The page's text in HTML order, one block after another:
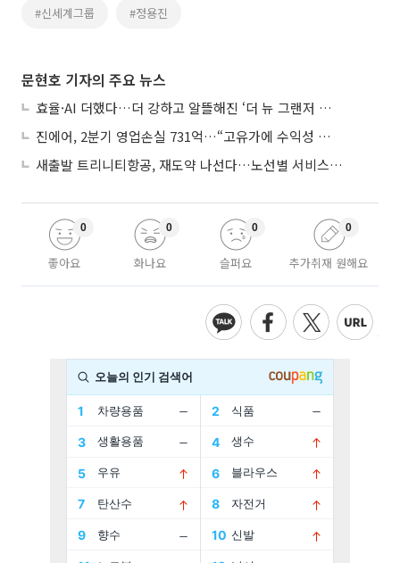
#신세계그룹 #정용진
문현호 기자의 주요 뉴스
효율·AI 더했다…더 강하고 알뜰해진 ‘더 뉴 그랜저 하이브리드’
진에어, 2분기 영업손실 731억…“고유가에 수익성 악화”
새출발 트리니티항공, 재도약 나선다…노선별 서비스 차별화
좋아요
0
화나요
0
슬퍼요
0
추가취재 원해요
0